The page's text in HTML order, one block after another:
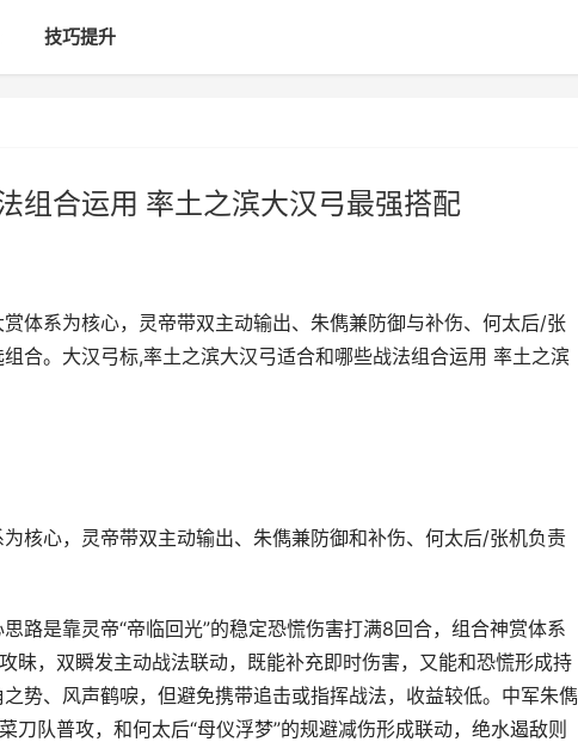
技巧提升
组合运用 率土之滨大汉弓最强搭配
体系为核心，灵帝带双主动输出、朱儁兼防御与补伤、何太后/张
合。大汉弓标,率土之滨大汉弓适合和哪些战法组合运用 率土之滨
核心，灵帝带双主动输出、朱儁兼防御和补伤、何太后/张机负责
路是靠灵帝“帝临回光”的稳定恐慌伤害打满8回合，组合神赏体系
昧，双瞬发主动战法联动，既能补充即时伤害，又能和恐慌形成持
势、风声鹤唳，但避免携带追击或指挥战法，收益较低。中军朱儁
队普攻，和何太后“母仪浮梦”的规避减伤形成联动，绝水遏敌则